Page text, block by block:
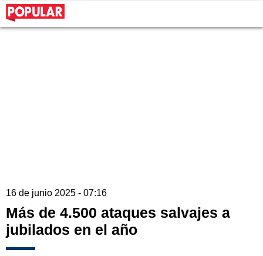
16 de junio 2025 - 07:16
Más de 4.500 ataques salvajes a
jubilados en el año